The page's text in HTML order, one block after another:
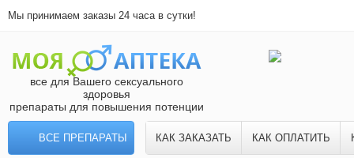
Мы принимаем заказы 24 часа в сутки!
все для Вашего сексуального
здоровья
препараты для повышения потенции
ВСЕ ПРЕПАРАТЫ КАК ЗАКАЗАТЬ КАК ОПЛАТИТЬ